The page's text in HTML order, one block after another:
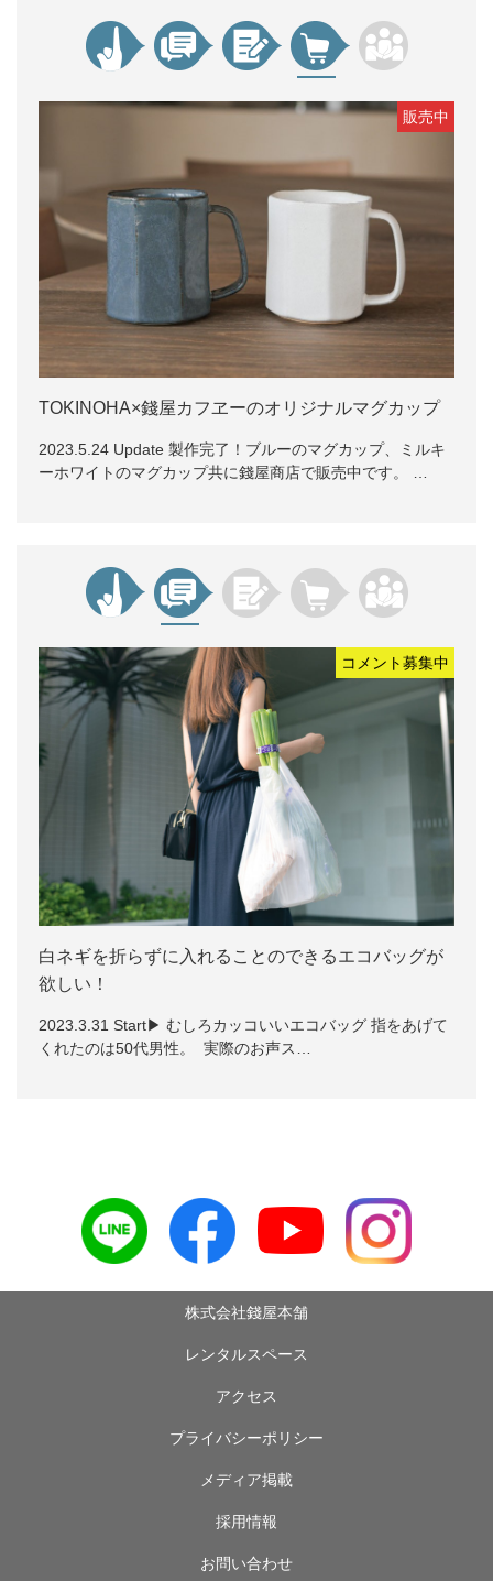
販売中
TOKINOHA×錢屋カフヱーのオリジナルマグカップ
2023.5.24 Update 製作完了！ブルーのマグカップ、ミルキ
ーホワイトのマグカップ共に錢屋商店で販売中です。 …
コメント募集中
白ネギを折らずに入れることのできるエコバッグが
欲しい！
2023.3.31 Start▶ むしろカッコいいエコバッグ 指をあげて
くれたのは50代男性。 実際のお声ス…
株式会社錢屋本舗
レンタルスペース
アクセス
プライバシーポリシー
メディア掲載
採用情報
お問い合わせ